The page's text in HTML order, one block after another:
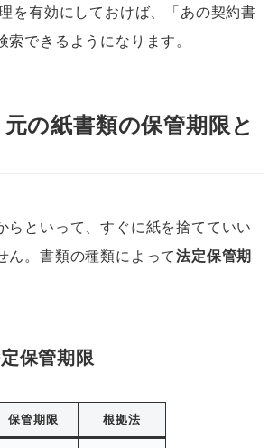
を有効にしておけば、「あの契約書
索できるようになります。
元の紙書類の保管期限と
らといって、すぐに紙を捨てていい
ん。書類の種類によって法定保管期
保管期限
保管期限 根拠法